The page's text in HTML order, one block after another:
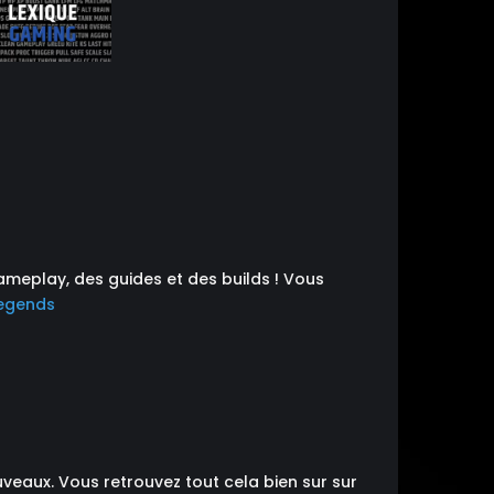
des guides et des builds ! Vous
Vous retrouvez tout cela bien sur sur